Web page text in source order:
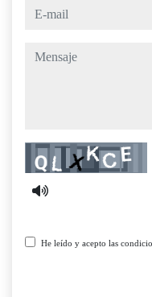
e-mail
mensaje
Captcha
He leído y acepto las